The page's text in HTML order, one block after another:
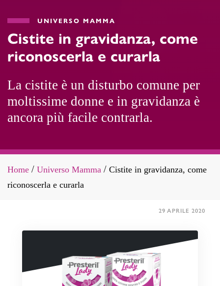
UNIVERSO MAMMA
Cistite in gravidanza, come
riconoscerla e curarla
La cistite è un disturbo comune per
moltissime donne e in gravidanza è
ancora più facile contrarla.
Home / Universo Mamma / Cistite in gravidanza, come
riconoscerla e curarla
29 APRILE 2020